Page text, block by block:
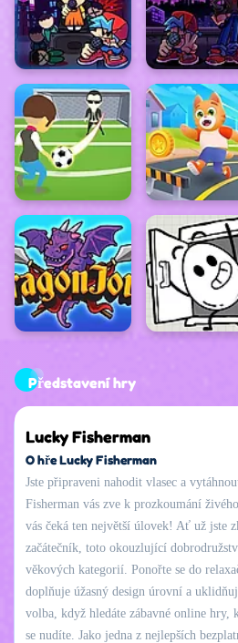
Představení hry
Lucky Fisherman
O hře Lucky Fisherman
Jste připraveni nahodit vlasec a
Fisherman vás zve k prozkoumání
vás čeká ten největší úlovek! Ať už jste
začátečník, toto okouzlující
věkových kategorií. Ponořte se do
doplňuje úžasný design úrovní a
volba, když hledáte zábavné online hry,
se nudíte. Jako jedna z nejlepších